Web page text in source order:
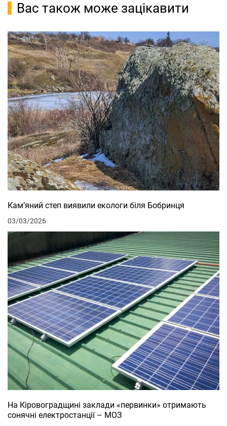
Вас також може зацікавити
Кам’яний степ виявили екологи біля Бобринця
03/03/2026
На Кіровоградщині заклади «первинки» отримають
сонячні електростанції – МОЗ